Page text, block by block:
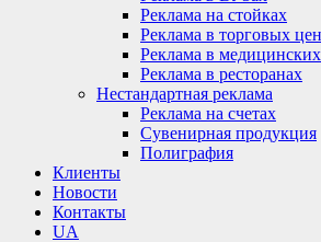
Реклама на стойках
Реклама в торговых
Реклама в
Реклама в ресторанах
Нестандартная реклама
Реклама на счетах
Сувенирная продукция
Полиграфия
Клиенты
Новости
Контакты
UA